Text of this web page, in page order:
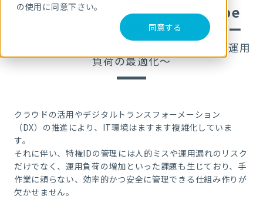
の使用に同意下さい。
同意する
特権ID管理ツール「SecureCube
Access Check」徹底解説セミナー
～クラウド・DX時代のセキュリティ強化と運用
負荷の最適化～
クラウドの活用やデジタルトランスフォーメーション
（DX）の推進により、IT環境はますます複雑化していま
す。
それに伴い、特権IDの管理には人的ミスや運用漏れのリスク
だけでなく、運用負荷の増加といった課題も生じており、手
作業に頼らない、効率的かつ安全に管理できる仕組み作りが
欠かせません。